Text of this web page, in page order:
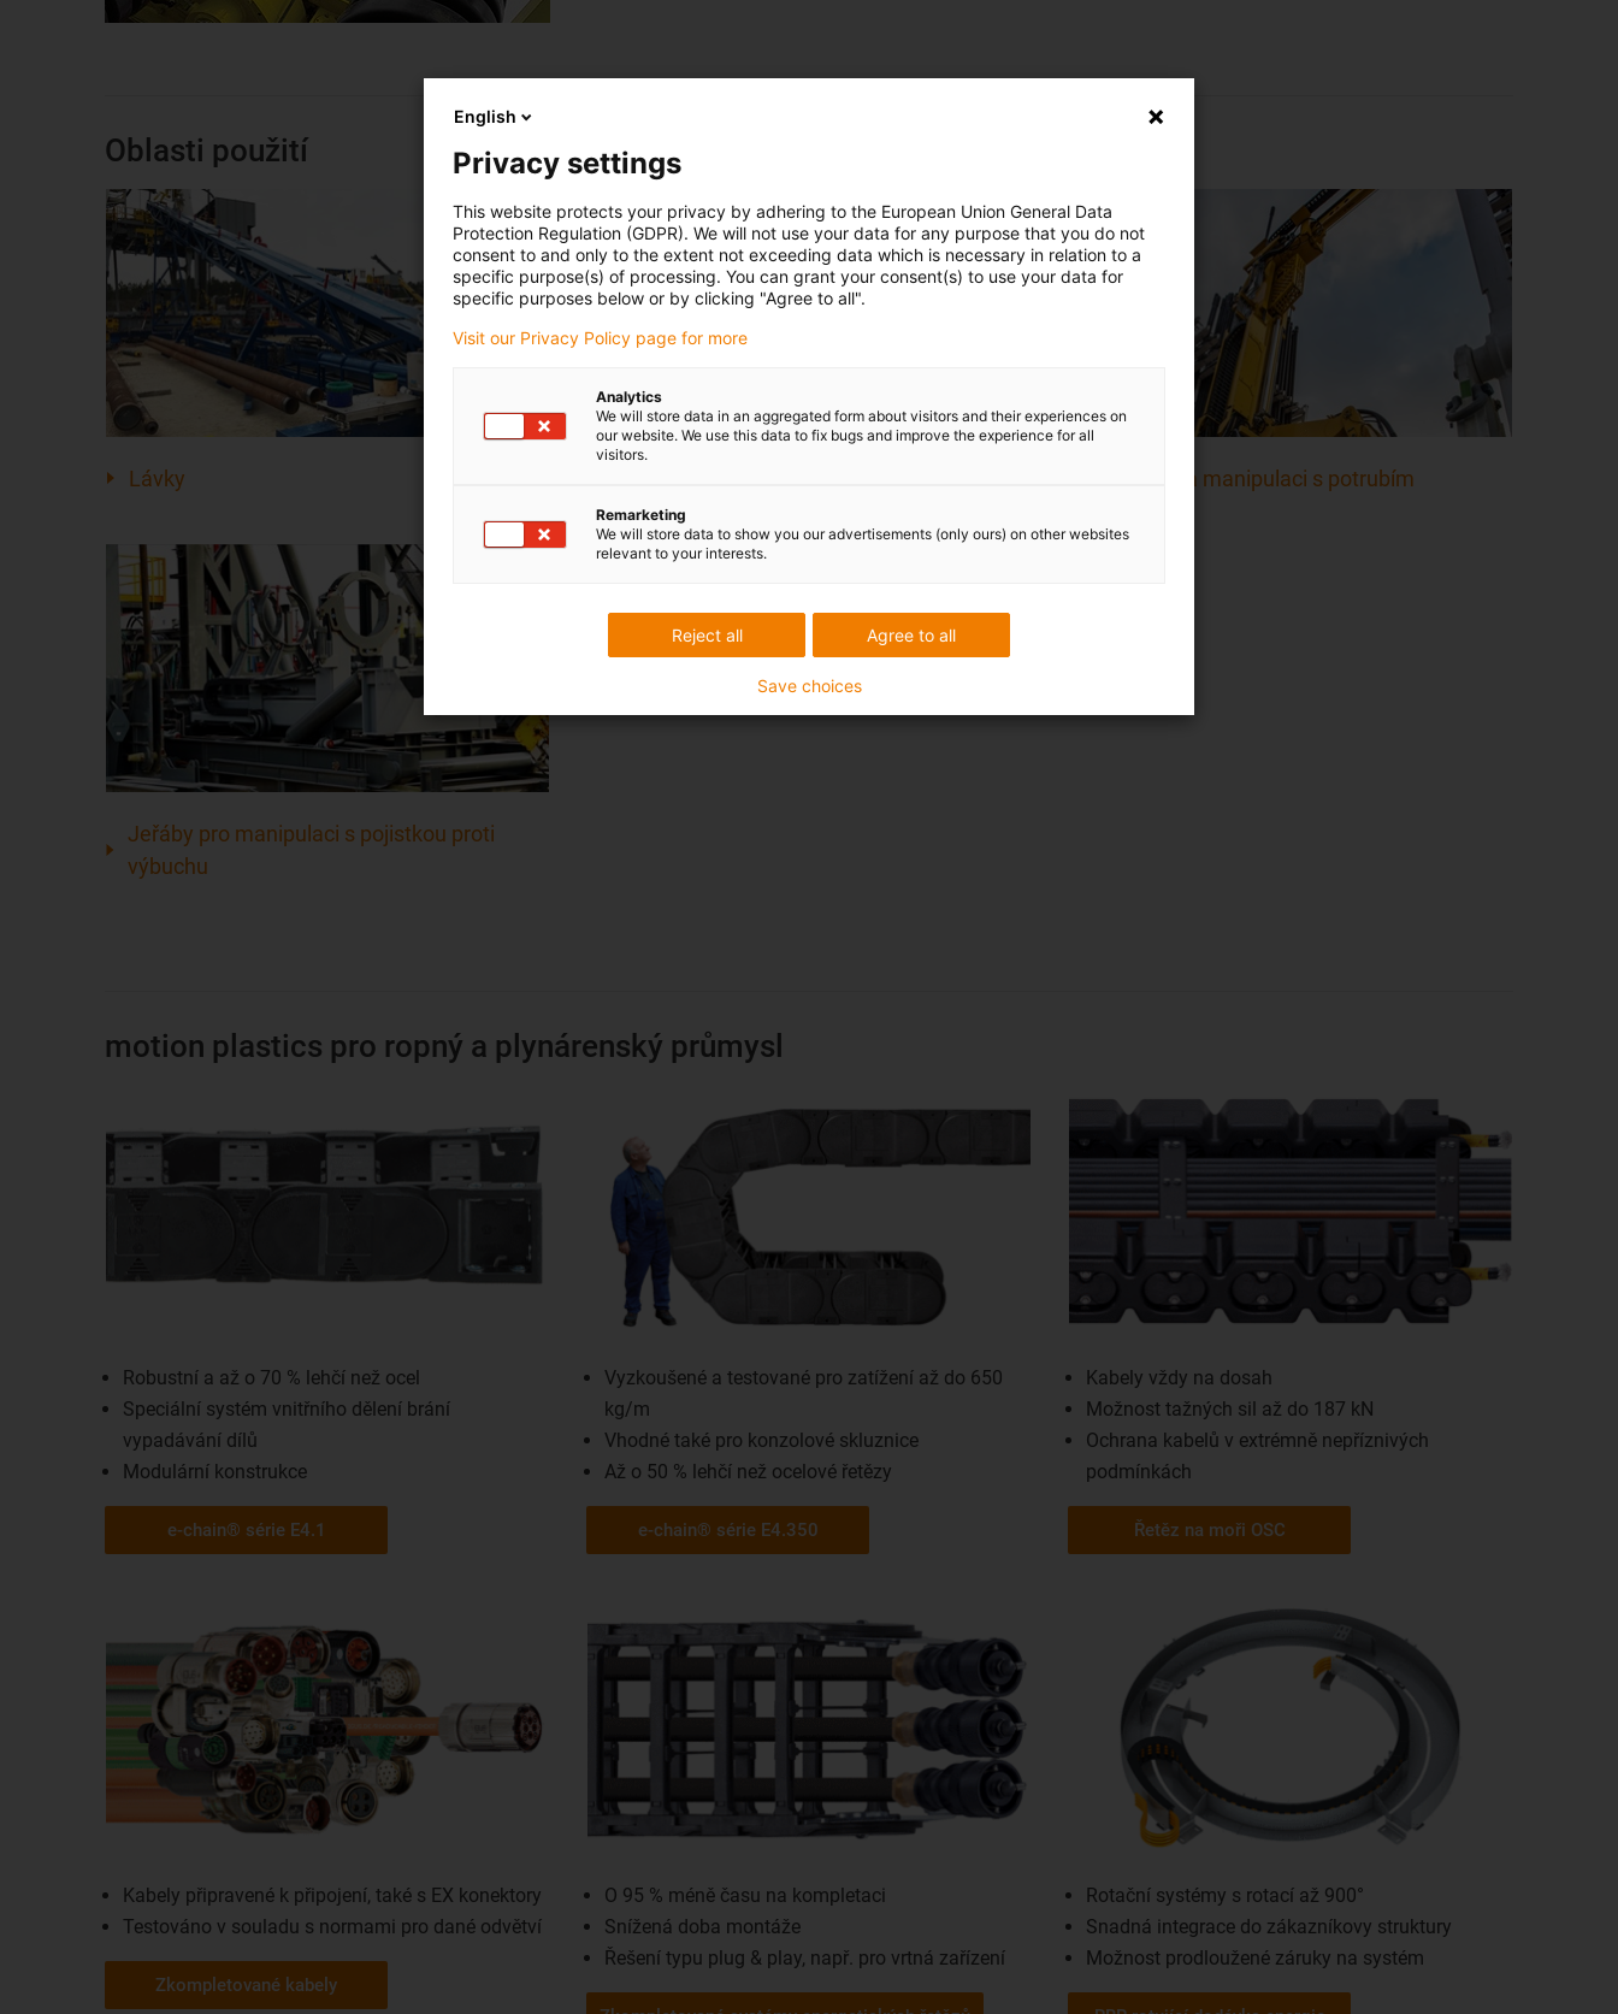
Oblasti použití
Lávky Zařízení na manipulaci s potrubím
Jeřáby pro manipulaci s pojistkou proti
výbuchu
motion plastics pro ropný a plynárenský průmysl
Robustní a až o 70 % lehčí než ocel
Speciální systém vnitřního dělení brání
vypadávání dílů
Modulární konstrukce
e-chain® série E4.1
Vyzkoušené a testované pro zatížení až do 650
kg/m
Vhodné také pro konzolové skluznice
Až o 50 % lehčí než ocelové řetězy
e-chain® série E4.350
Kabely vždy na dosah
Možnost tažných sil až do 187 kN
Ochrana kabelů v extrémně nepříznivých
podmínkách
Řetěz na moři OSC
Kabely připravené k připojení, také s EX konektory
Testováno v souladu s normami pro dané odvětví
Zkompletované kabely
O 95 % méně času na kompletaci
Snížená doba montáže
Řešení typu plug & play, např. pro vrtná zařízení
Rotační systémy s rotací až 900°
Snadná integrace do zákazníkovy struktury
Možnost prodloužené záruky na systém
English
Privacy settings
This website protects your privacy by adhering to the European Union General Data
Protection Regulation (GDPR). We will not use your data for any purpose that you do not
consent to and only to the extent not exceeding data which is necessary in relation to a
specific purpose(s) of processing. You can grant your consent(s) to use your data for
specific purposes below or by clicking "Agree to all".
Visit our Privacy Policy page for more
Analytics
We will store data in an aggregated form about visitors and their experiences on
our website. We use this data to fix bugs and improve the experience for all
visitors.
Remarketing
We will store data to show you our advertisements (only ours) on other websites
relevant to your interests.
Agree to all
Reject all
Save choices